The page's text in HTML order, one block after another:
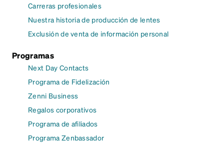
Carreras profesionales
Nuestra historia de producción de lentes
Exclusión de venta de información personal
Programas
Next Day Contacts
Programa de Fidelización
Zenni Business
Regalos corporativos
Programa de afiliados
Programa Zenbassador